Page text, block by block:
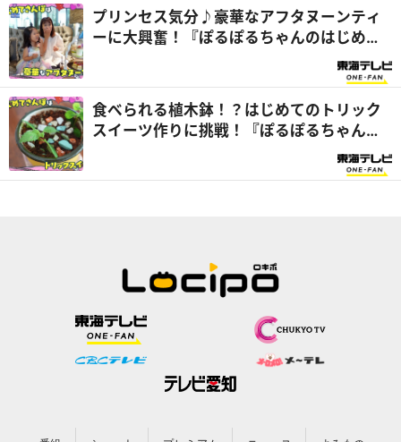
プリンセス気分♪豪華なアフタヌーンティ
ーに大興奮！『ぽるぽるちゃんのはじめて
食べられる植木鉢！？はじめてのトリック
スイーツ作りに挑戦！『ぽるぽるちゃんの